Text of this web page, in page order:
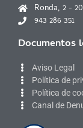
Ronda, 2 -
943 286 351
Documentos
Aviso Legal
Política de
Política de
Canal de